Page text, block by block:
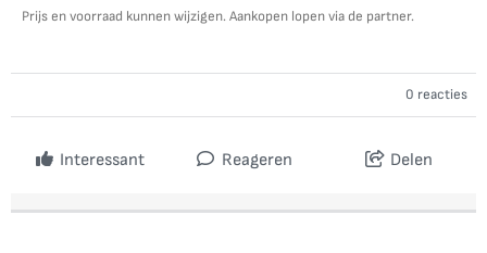
Prijs en voorraad kunnen wijzigen. Aankopen lopen via de partner.
0 reacties
Interessant Reageren Delen